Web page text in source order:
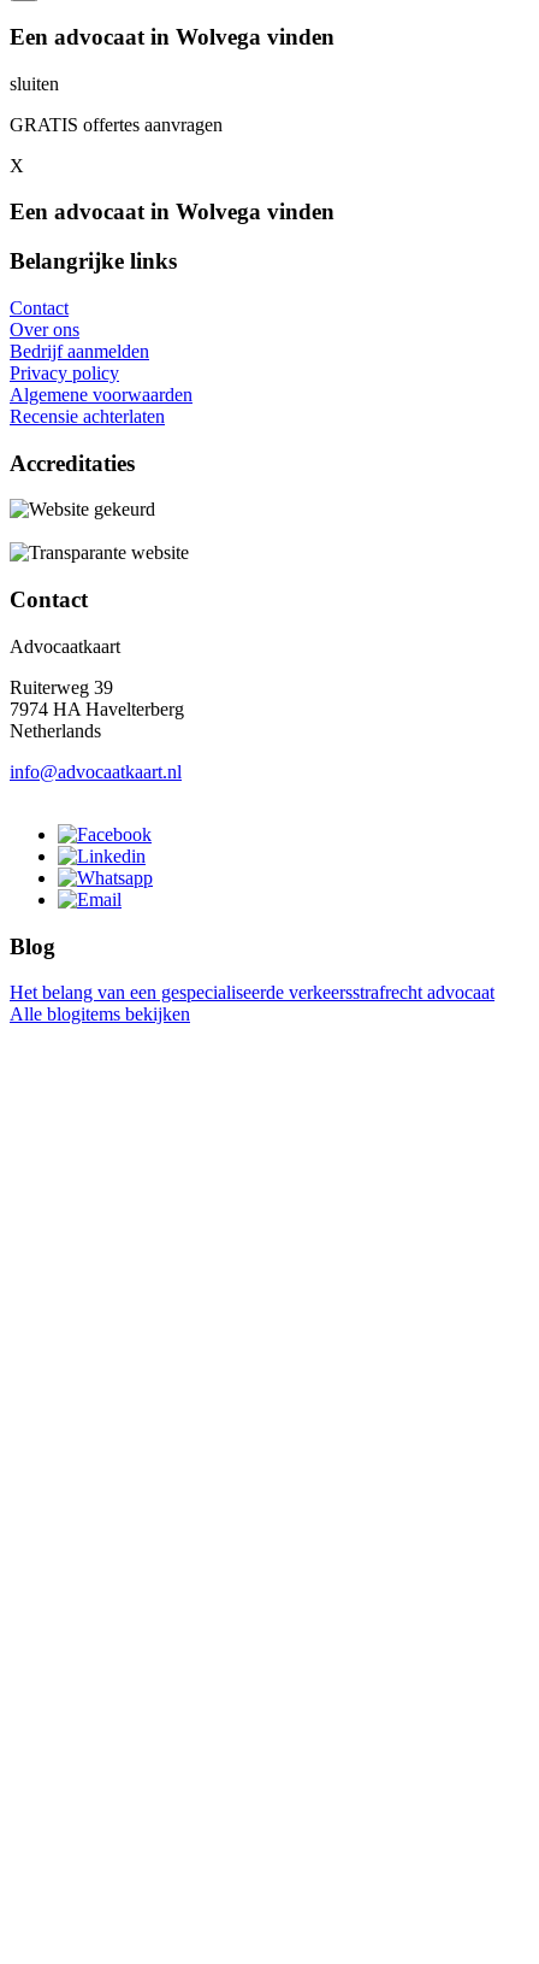
Een advocaat in Wolvega vinden
sluiten
GRATIS offertes aanvragen
X
Een advocaat in Wolvega vinden
Belangrijke links
Contact
Over ons
Bedrijf aanmelden
Privacy policy
Algemene voorwaarden
Recensie achterlaten
Accreditaties
Contact
Advocaatkaart
Ruiterweg 39
7974 HA Havelterberg
Netherlands
info@advocaatkaart.nl
Blog
Het belang van een gespecialiseerde verkeersstrafrecht advocaat
Alle blogitems bekijken